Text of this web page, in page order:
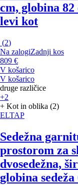
cm, globina 82
levi kot
(2)
Na zalogiZadnji kos
809 €
V košarico
V košarico
druge različice
+2
+ Kot in oblika (2)
ELTAP
Sedežna
prostorom za
dvosedežna,
globina sedeža